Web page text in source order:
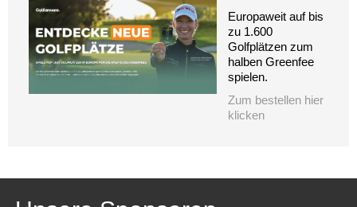
Europaweit auf bis
zu 1.600
Golfplätzen zum
halben Greenfee
spielen.
Zum bestellen hier
klicken